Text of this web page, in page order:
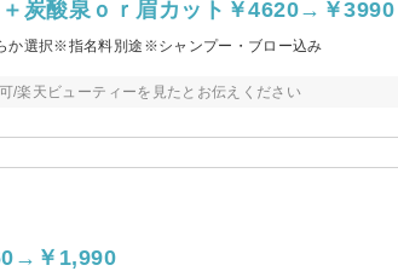
＋炭酸泉ｏｒ眉カット￥4620→￥
選択※指名料別途※シャンプー・ブロー込み
/楽天ビューティーを見たとお伝えください
￥1,990